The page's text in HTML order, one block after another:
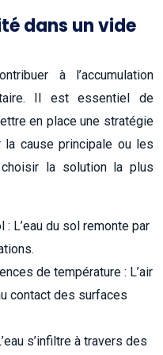
dans un vide
à l’accumulation
Il est essentiel de
en place une stratégie
cause principale ou les
la solution la plus
L’eau du sol remonte par
de température : L’air
contact des surfaces
s’infiltre à travers des